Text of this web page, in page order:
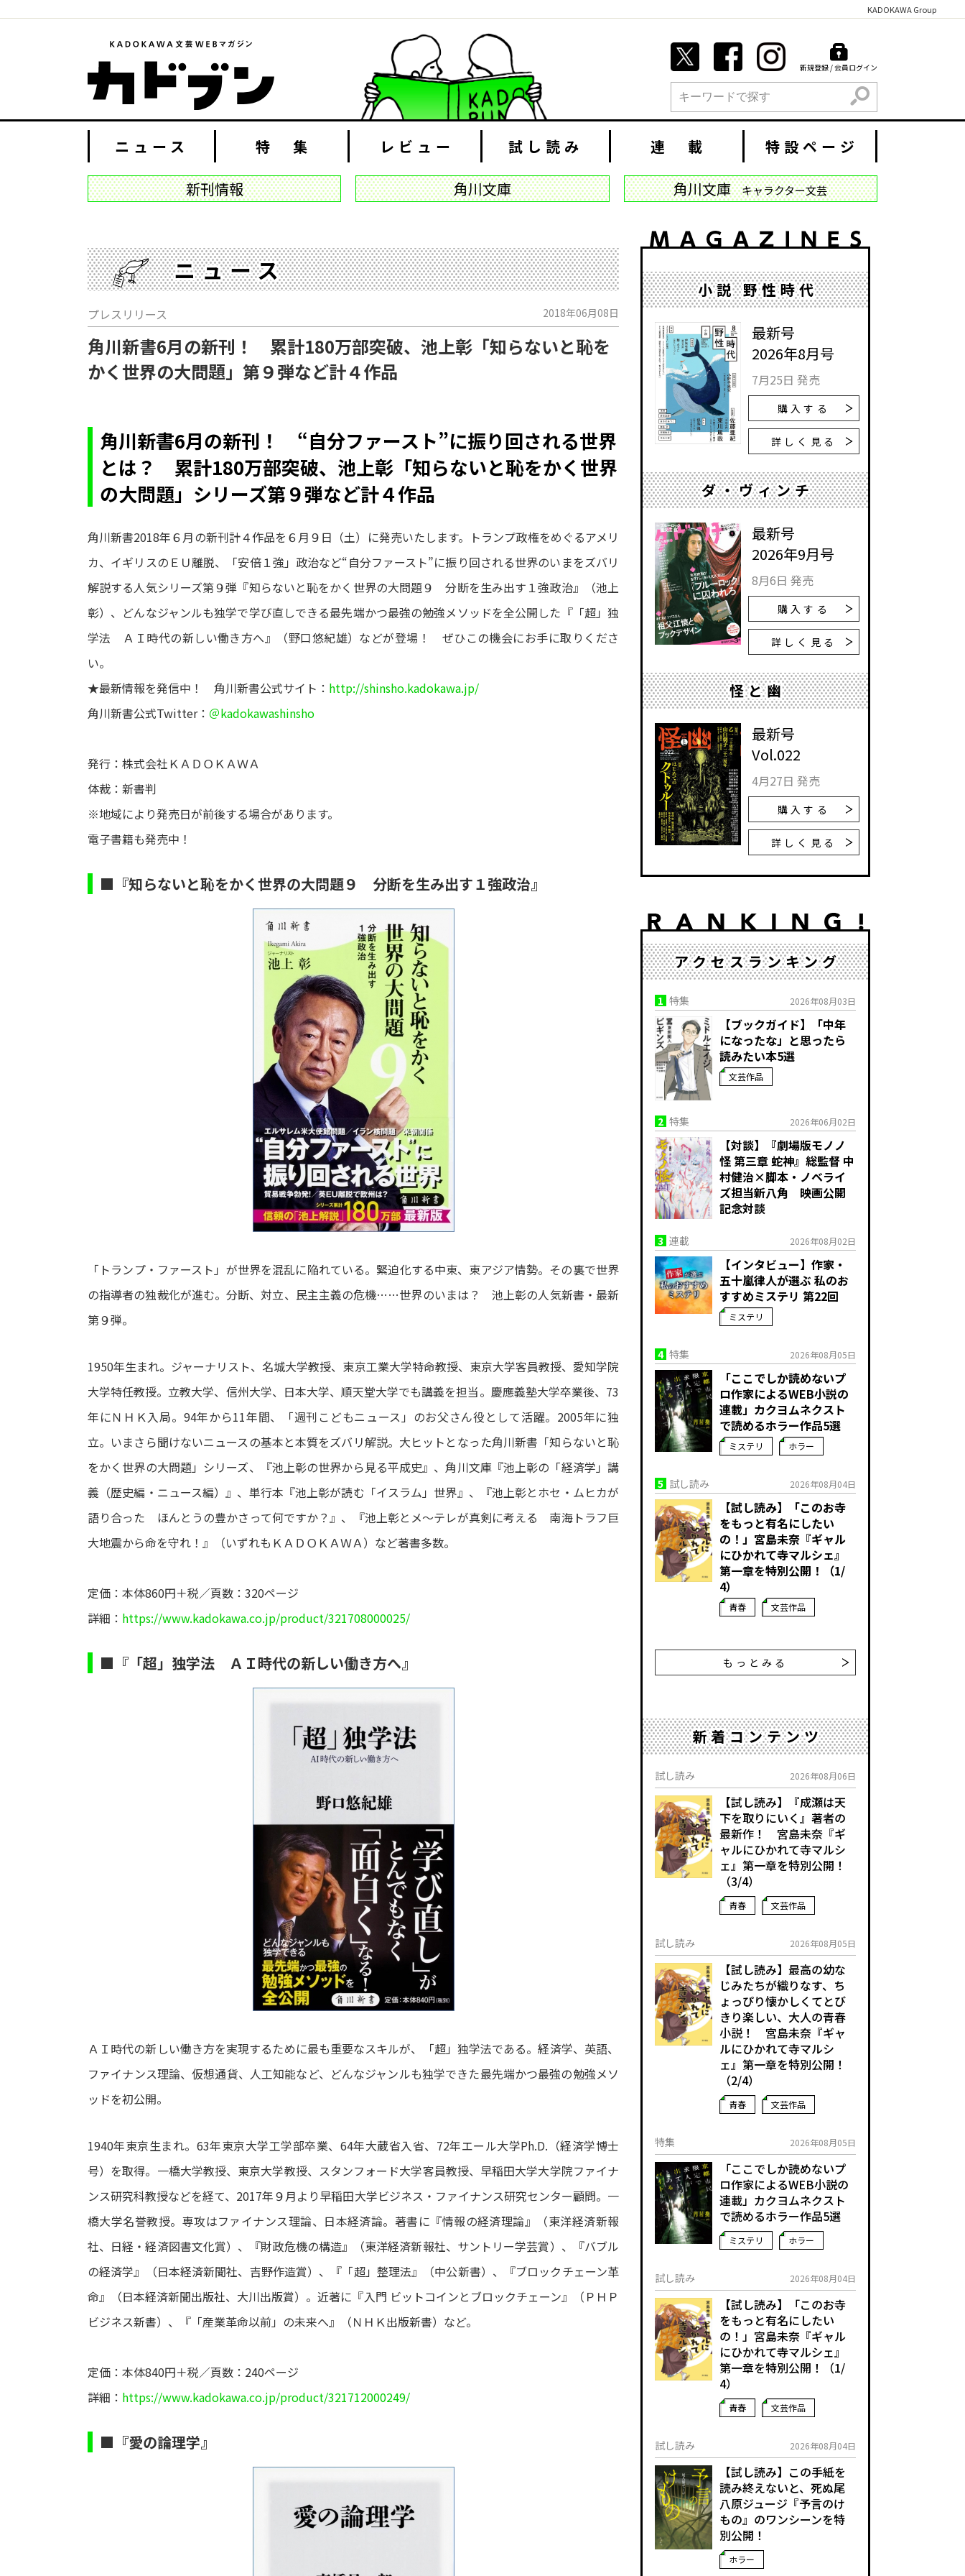
KADOKAWA Group
新規登録 / 会員ログイン
検索
ニュース 特 集 レビュー 試し読み 連 載 特設ページ
新刊情報 角川文庫 角川文庫 キャラクター文芸
ニュース
プレスリリース 2018年06月08日
角川新書6月の新刊！ 累計180万部突破、池上彰「知らないと恥を
かく世界の大問題」第９弾など計４作品
角川新書6月の新刊！ “自分ファースト”に振り回される世界
とは？ 累計180万部突破、池上彰「知らないと恥をかく世界
の大問題」シリーズ第９弾など計４作品
角川新書2018年６月の新刊計４作品を６月９日（土）に発売いたします。トランプ政権をめぐるアメリ
カ、イギリスのＥＵ離脱、「安倍１強」政治など“自分ファースト”に振り回される世界のいまをズバリ
解説する人気シリーズ第９弾『知らないと恥をかく世界の大問題９ 分断を生み出す１強政治』（池上
彰）、どんなジャンルも独学で学び直しできる最先端かつ最強の勉強メソッドを全公開した『「超」独
学法 ＡＩ時代の新しい働き方へ』（野口悠紀雄）などが登場！ ぜひこの機会にお手に取りくださ
い。
★最新情報を発信中！ 角川新書公式サイト： http://shinsho.kadokawa.jp/
角川新書公式Twitter： ＠kadokawashinsho
発行：株式会社ＫＡＤＯＫＡＷＡ
体裁：新書判
※地域により発売日が前後する場合があります。
電子書籍も発売中！
■『知らないと恥をかく世界の大問題９ 分断を生み出す１強政治』
「トランプ・ファースト」が世界を混乱に陥れている。緊迫化する中東、東アジア情勢。その裏で世界
の指導者の独裁化が進む。分断、対立、民主主義の危機……世界のいまは？ 池上彰の人気新書・最新
第９弾。
1950年生まれ。ジャーナリスト、名城大学教授、東京工業大学特命教授、東京大学客員教授、愛知学院
大学特任教授。立教大学、信州大学、日本大学、順天堂大学でも講義を担当。慶應義塾大学卒業後、73
年にＮＨＫ入局。94年から11年間、「週刊こどもニュース」のお父さん役として活躍。2005年に独
立。いまさら聞けないニュースの基本と本質をズバリ解説。大ヒットとなった角川新書「知らないと恥
をかく世界の大問題」シリーズ、『池上彰の世界から見る平成史』、角川文庫『池上彰の「経済学」講
義（歴史編・ニュース編）』、単行本『池上彰が読む「イスラム」世界』、『池上彰とホセ・ムヒカが
語り合った ほんとうの豊かさって何ですか？』、『池上彰とメ～テレが真剣に考える 南海トラフ巨
大地震から命を守れ！』（いずれもＫＡＤＯＫＡＷＡ）など著書多数。
定価：本体860円＋税／頁数：320ページ
詳細： https://www.kadokawa.co.jp/product/321708000025/
■『「超」独学法 ＡＩ時代の新しい働き方へ』
ＡＩ時代の新しい働き方を実現するために最も重要なスキルが、「超」独学法である。経済学、英語、
ファイナンス理論、仮想通貨、人工知能など、どんなジャンルも独学できた最先端かつ最強の勉強メソ
ッドを初公開。
1940年東京生まれ。63年東京大学工学部卒業、64年大蔵省入省、72年エール大学Ph.D.（経済学博士
号）を取得。一橋大学教授、東京大学教授、スタンフォード大学客員教授、早稲田大学大学院ファイナ
ンス研究科教授などを経て、2017年９月より早稲田大学ビジネス・ファイナンス研究センター顧問。一
橋大学名誉教授。専攻はファイナンス理論、日本経済論。著書に『情報の経済理論』（東洋経済新報
社、日経・経済図書文化賞）、『財政危機の構造』（東洋経済新報社、サントリー学芸賞）、『バブル
の経済学』（日本経済新聞社、吉野作造賞）、『「超」整理法』（中公新書）、『ブロックチェーン革
命』（日本経済新聞出版社、大川出版賞）。近著に『入門 ビットコインとブロックチェーン』（ＰＨＰ
ビジネス新書）、『「産業革命以前」の未来へ』（ＮＨＫ出版新書）など。
定価：本体840円＋税／頁数：240ページ
詳細： https://www.kadokawa.co.jp/product/321712000249/
■『愛の論理学』
小説 野性時代
最新号
2026年8月号
7月25日 発売
購入する
詳しく見る
ダ・ヴィンチ
最新号
2026年9月号
8月6日 発売
購入する
詳しく見る
怪と幽
最新号
Vol.022
4月27日 発売
購入する
詳しく見る
アクセスランキング
1 特集 2026年08月03日
【ブックガイド】「中年
になったな」と思ったら
読みたい本5選
文芸作品
2 特集 2026年06月02日
【対談】『劇場版モノノ
怪 第三章 蛇神』総監督 中
村健治×脚本・ノベライ
ズ担当新八角 映画公開
記念対談
3 連載 2026年08月02日
【インタビュー】作家・
五十嵐律人が選ぶ 私のお
すすめミステリ 第22回
ミステリ
4 特集 2026年08月05日
「ここでしか読めないプ
ロ作家によるWEB小説の
連載」――カクヨムネクスト
で読めるホラー作品5選
ミステリ ホラー
5 試し読み 2026年08月04日
【試し読み】「このお寺
をもっと有名にしたい
の！」宮島未奈『ギャル
にひかれて寺マルシェ』
第一章を特別公開！（1/
4）
青春 文芸作品
もっとみる
新着コンテンツ
試し読み 2026年08月06日
【試し読み】『成瀬は天
下を取りにいく』著者の
最新作！ 宮島未奈『ギ
ャルにひかれて寺マルシ
ェ』第一章を特別公開！
（3/4）
青春 文芸作品
試し読み 2026年08月05日
【試し読み】最高の幼な
じみたちが織りなす、ち
ょっぴり懐かしくてとび
きり楽しい、大人の青春
小説！ 宮島未奈『ギャ
ルにひかれて寺マルシ
ェ』第一章を特別公開！
（2/4）
青春 文芸作品
特集 2026年08月05日
「ここでしか読めないプ
ロ作家によるWEB小説の
連載」――カクヨムネクスト
で読めるホラー作品5選
ミステリ ホラー
試し読み 2026年08月04日
【試し読み】「このお寺
をもっと有名にしたい
の！」宮島未奈『ギャル
にひかれて寺マルシェ』
第一章を特別公開！（1/
4）
青春 文芸作品
試し読み 2026年08月04日
【試し読み】この手紙を
読み終えないと、死ぬ――尾
八原ジュージ『予言のけ
もの』のワンシーンを特
別公開！
ホラー